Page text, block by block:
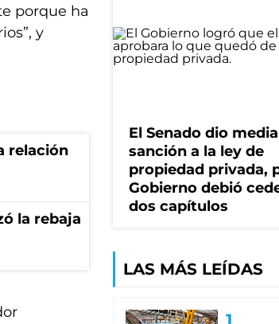
porque ha
y
relación
la rebaja
El Senado dio media
sanción a la ley de
propiedad privada,
Gobierno debió
dos capítulos
LAS MÁS LEÍDAS